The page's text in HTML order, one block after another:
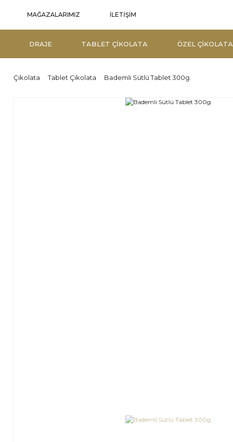
MAĞAZALARIMIZ İLETİŞİM
DRAJE TABLET ÇIKOLATA ÖZEL ÇIKOLATA
Çikolata Tablet Çikolata Bademli Sütlü Tablet 300g.